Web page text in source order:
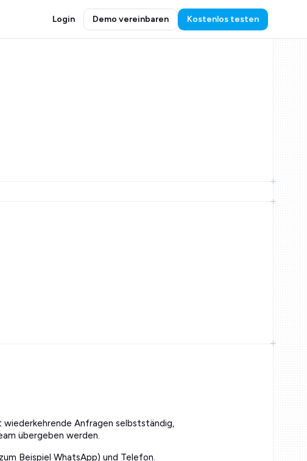
Login Demo vereinbaren Kostenlos testen
Anfragen selbstständig,
übergeben werden.
Beispiel WhatsApp) und Telefon.